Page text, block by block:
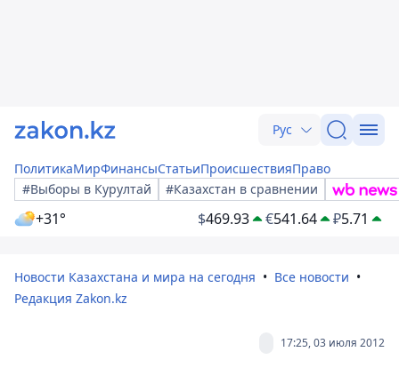
Рус
ПолитикаМирФинансыСтатьиПроисшествияПраво
#Выборы в Курултай
#Казахстан в сравнении
+31° $469.93 €541.64 ₽5.71
Новости Казахстана и мира на сегодня
Все новости
Редакция Zakon.kz
17:25, 03 июля 2012